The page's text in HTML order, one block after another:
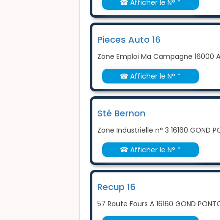
☎ Afficher le N° *
Pieces Auto 16
Zone Emploi Ma Campagne 16000
☎ Afficher le N° *
Sté Bernon
Zone Industrielle n° 3 16160 GOND
☎ Afficher le N° *
Recup 16
57 Route Fours A 16160 GOND